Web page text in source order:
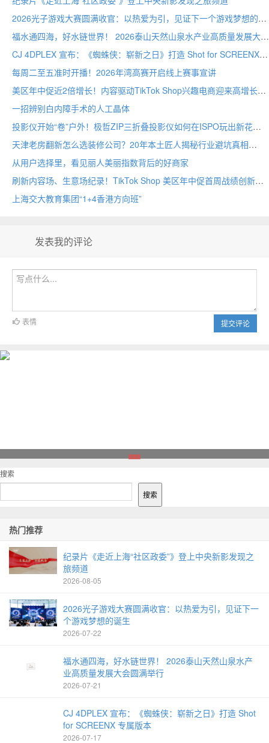
2026光子游戏大赛圆满收官：以热爱为引，见证下一个游戏梦想的诞生
福水通四海，好水链世界！ 2026泰山天然山泉水产业高质量发展大会圆满举行
CJ 4DPLEX 宣布：《蜘蛛侠：崭新之日》打造 Shot for SCREENX 专属版本
每周二至五准时开播！2026年湾高赛开启线上赛事宣讲
美区年中促近2倍增长！内容驱动TikTok Shop兴趣电商迎来高增长
一招辨别白内障手术的人工晶体
投影仪开始“卷”户外！极哲ZIP三折叠投影仪如何在ISPO玩出新花样？
天津老房翻新怎么选装修公司？20年本土匠人揭秘行业避坑真相
从用户选择里，看见丽人美丽指数背后的好商家
刷新内容场、生意场纪录！TikTok Shop 美区年中促首周战绩创新高
上海交大教育集团“1+4香港方向班”
发表我的评论
提交评论
表情
搜索
搜索
热门推荐
纪录片《走近上海“社区政委”》登上中央新影发现之
旅频道
2026-08-05
2026光子游戏大赛圆满收官：以热爱为引，见证下一
个游戏梦想的诞生
2026-07-22
福水通四海，好水链世界！ 2026泰山天然山泉水产
业高质量发展大会圆满举行
2026-07-21
CJ 4DPLEX 宣布：《蜘蛛侠：崭新之日》打造 Shot
for SCREENX 专属版本
2026-07-17